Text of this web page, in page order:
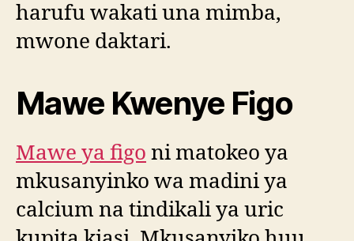
harufu wakati una mimba,
mwone daktari.
Mawe Kwenye Figo
Mawe ya figo ni matokeo ya
mkusanyinko wa madini ya
calcium na tindikali ya uric